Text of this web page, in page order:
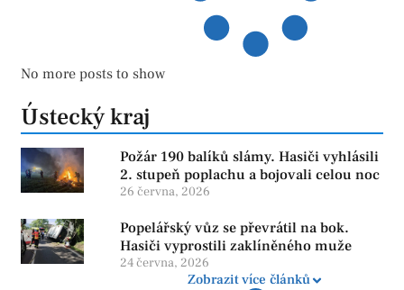
No more posts to show
Ústecký kraj
Požár 190 balíků slámy. Hasiči vyhlásili
2. stupeň poplachu a bojovali celou noc
26 června, 2026
Popelářský vůz se převrátil na bok.
Hasiči vyprostili zaklíněného muže
24 června, 2026
Zobrazit více článků